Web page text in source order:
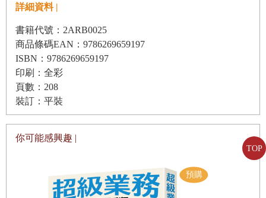
TOP
運動隊與運動員
電玩遊戲
文化機構與活動
慈善團體與非營利機構
虛擬實境與擴增實境
NFT之外
旅遊休閒
佳士得這次拍出的並非油畫。也不是印刷品。也不是雕
像。不是能觸摸、能拿在手裡的東西。
佳士得以天價拍出的，是非同質化代幣（non-fungible
隨便什麼數位檔案都能稱為NFT。NFT藝術作品含有一個代
幣，能驗證這件作品的獨特性，也蘊含這件作品的所有權紀
的新主人，亦即一位知名區塊鏈的投資人外，誰也無法更動
作品內容。而且作品不可能複製，因為複製品不會有這個能
驗證真跡的獨特代幣。
是不是一頭霧水？
詳細資料 |
書籍代號：2ARB0025
商品條碼EAN：9786269659197
ISBN：9786269659197
印刷：全彩
頁數：208
裝訂：平裝
你可能感興趣 |